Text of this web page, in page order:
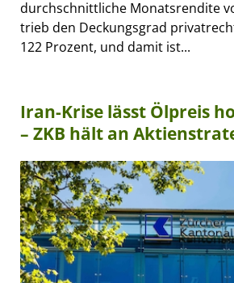
durchschnittliche Monatsrendite
trieb den Deckungsgrad
122 Prozent, und damit ist...
Iran-Krise lässt Ölpreis
– ZKB hält an